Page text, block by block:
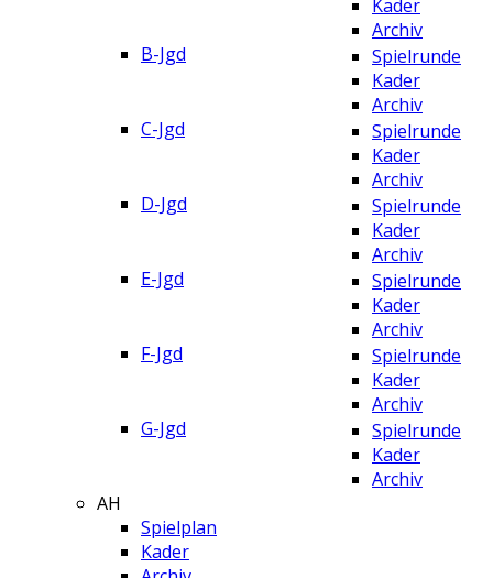
Kader
Archiv
B-Jgd
Spielrunde
Kader
Archiv
C-Jgd
Spielrunde
Kader
Archiv
D-Jgd
Spielrunde
Kader
Archiv
E-Jgd
Spielrunde
Kader
Archiv
F-Jgd
Spielrunde
Kader
Archiv
G-Jgd
Spielrunde
Kader
Archiv
AH
Spielplan
Kader